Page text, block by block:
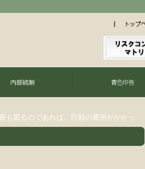
も図るのであれば、巨額の費用がかかっ